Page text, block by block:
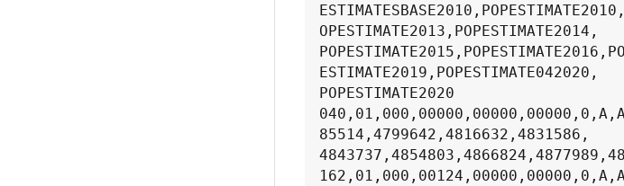
OPESTIMATE2013,POPESTIMATE2014,
ESTIMATE2019,POPESTIMATE042020,
POPESTIMATE2020
85514,4799642,4816632,4831586,